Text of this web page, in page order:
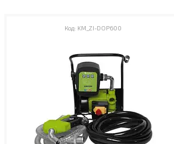
KM_ZI-DOP600